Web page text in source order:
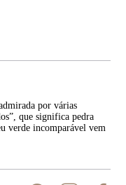
por várias
que significa pedra
verde incomparável vem